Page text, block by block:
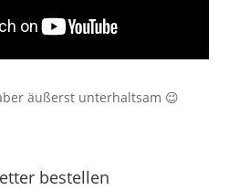
äußerst unterhaltsam 😉
bestellen